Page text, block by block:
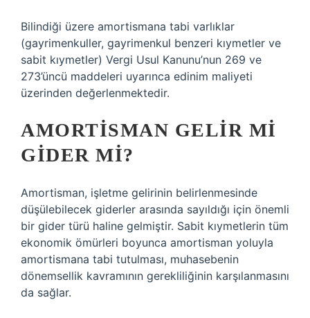
Bilindiği üzere amortismana tabi varlıklar
(gayrimenkuller, gayrimenkul benzeri kıymetler ve
sabit kıymetler) Vergi Usul Kanunu’nun 269 ve
273’üncü maddeleri uyarınca edinim maliyeti
üzerinden değerlenmektedir.
AMORTISMAN GELIR MI
GIDER MI?
Amortisman, işletme gelirinin belirlenmesinde
düşülebilecek giderler arasında sayıldığı için önemli
bir gider türü haline gelmiştir. Sabit kıymetlerin tüm
ekonomik ömürleri boyunca amortisman yoluyla
amortismana tabi tutulması, muhasebenin
dönemsellik kavramının gerekliliğinin karşılanmasını
da sağlar.